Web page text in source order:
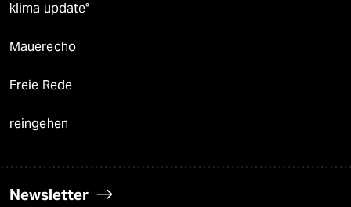
klima update°
Mauerecho
Freie Rede
reingehen
Newsletter